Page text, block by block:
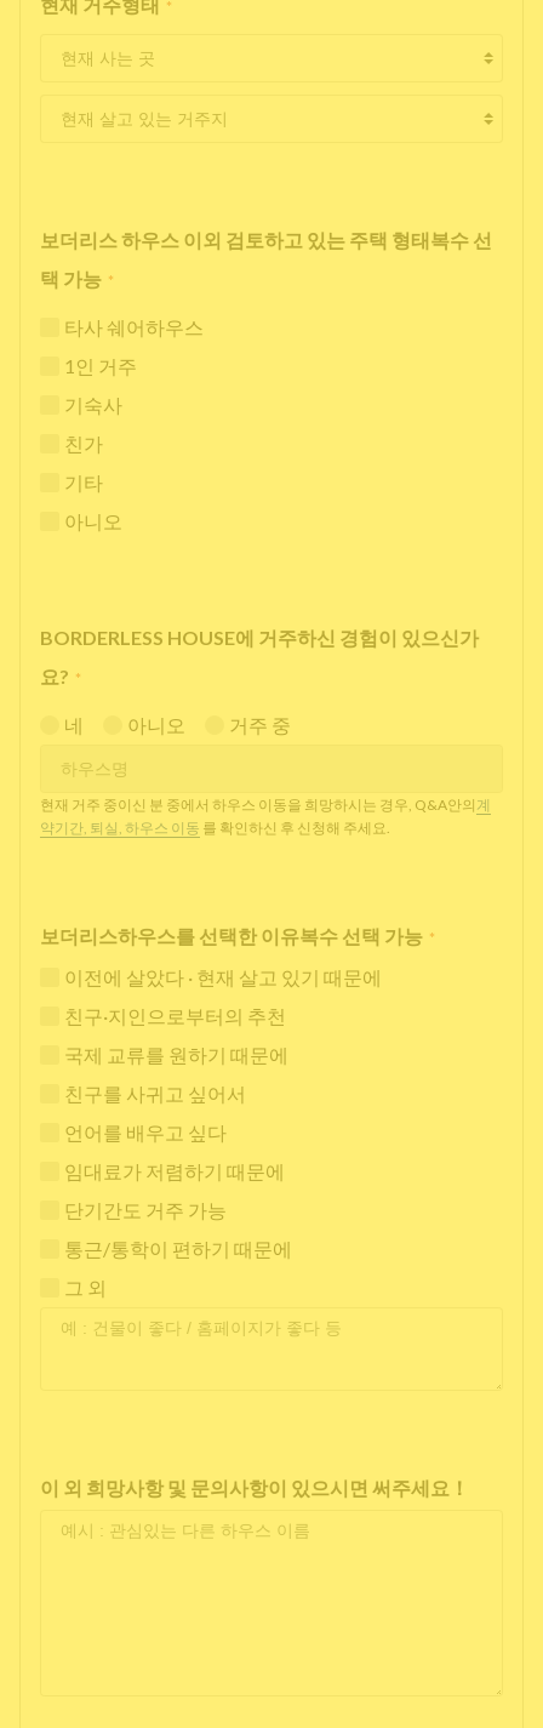
*
보더리스 하우스 이외 검토하고 있는 주택 형태복수 선
택 가능 *
타사 쉐어하우스
1인 거주
기숙사
친가
기타
아니오
BORDERLESS HOUSE에 거주하신 경험이 있으신가
요? *
네 아니오 거주 중
현재 거주 중이신 분 중에서 하우스 이동을 희망하시는 경우, Q&A안의 계
약기간, 퇴실, 하우스 이동 를 확인하신 후 신청해 주세요.
보더리스하우스를 선택한 이유복수 선택 가능 *
이전에 살았다 · 현재 살고 있기 때문에
친구·지인으로부터의 추천
국제 교류를 원하기 때문에
친구를 사귀고 싶어서
언어를 배우고 싶다
임대료가 저렴하기 때문에
단기간도 거주 가능
통근/통학이 편하기 때문에
그 외
이 외 희망사항 및 문의사항이 있으시면 써주세요！